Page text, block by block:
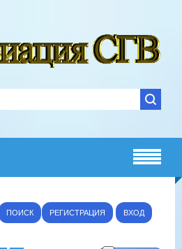
ПОИСК РЕГИСТРАЦИЯ ВХОД